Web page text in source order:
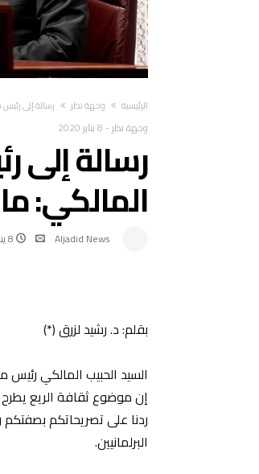
‫الرئيسية‬ وجهة نظر رسالة إلى
وجهة نظر- 8 يناير 2020
رسالة إلى
المالكي:
Aljadid News 8 يناير 2020
بقلم: د. رشيد لزرق (*)
السيد الحبيب المالكي رئيس
إن موضوع ثقافة الريع
ردنا على تصريحاتكم
البرلمانيين.